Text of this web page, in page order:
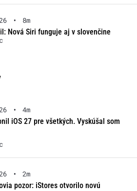
•
8m
Nová Siri funguje aj v slovenčine
•
4m
iOS 27 pre všetkých. Vyskúšal som
•
2m
pozor: iStores otvorilo novú